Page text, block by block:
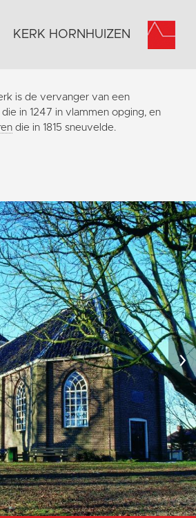
KERK HORNHUIZEN
is de vervanger van een
in 1247 in vlammen opging, en
die in 1815 sneuvelde.
›